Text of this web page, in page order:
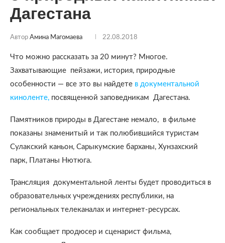
Дагестана
Автор Амина Магомаева 22.08.2018
Что можно рассказать за 20 минут? Многое.
Захватывающие пейзажи, история, природные
особенности — все это вы найдете в документальной
киноленте, посвященной заповедникам Дагестана.
Памятников природы в Дагестане немало, в фильме
показаны знаменитый и так полюбившийся туристам
Сулакский каньон, Сарыкумские барханы, Хунзахский
парк, Платаны Нютюга.
Трансляция документальной ленты будет проводиться в
образовательных учреждениях республики, на
региональных телеканалах и интернет-ресурсах.
Как сообщает продюсер и сценарист фильма,